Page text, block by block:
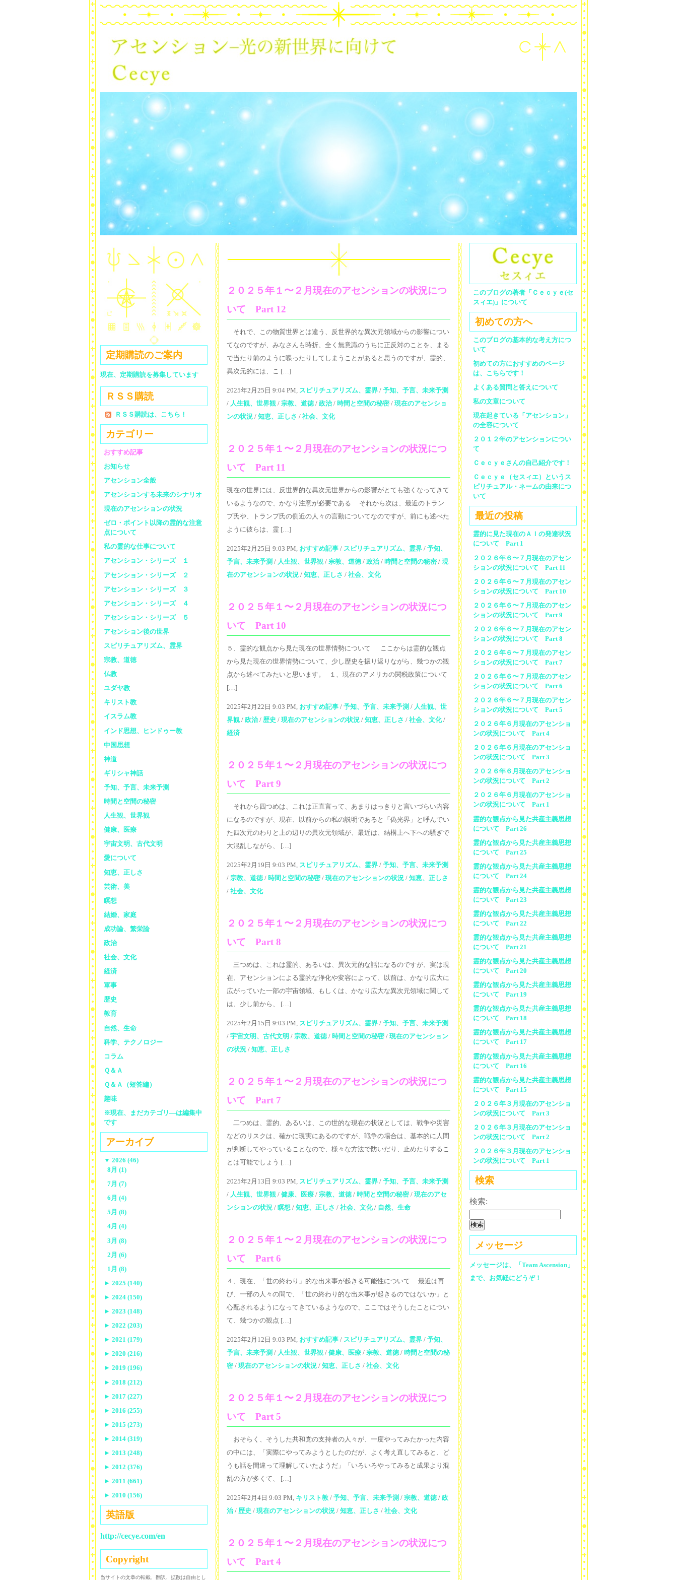
２０２５年１〜２月現在のアセンションの状況につ
いて Part 12
それで、この物質世界とは違う、反世界的な異次元領域からの影響につい
てなのですが、みなさんも時折、全く無意識のうちに正反対のことを、まる
で当たり前のように喋ったりしてしまうことがあると思うのですが、霊的、
異次元的には、こ […]
2025年2月25日 9:04 PM, スピリチュアリズム、霊界 / 予知、予言、未来予測
/ 人生観、世界観 / 宗教、道徳 / 政治/ 時間と空間の秘密/ 現在のアセンショ
ンの状況 / 知恵、正しさ / 社会、文化
２０２５年１〜２月現在のアセンションの状況につ
いて Part 11
現在の世界には、反世界的な異次元世界からの影響がとても強くなってきて
いるようなので、かなり注意が必要である それから次は、最近のトラン
プ氏や、トランプ氏の側近の人々の言動についてなのですが、前にも述べた
ように彼らは、霊 […]
2025年2月25日 9:03 PM, おすすめ記事 / スピリチュアリズム、霊界 / 予知、
予言、未来予測 / 人生観、世界観 / 宗教、道徳 / 政治/ 時間と空間の秘密/ 現
在のアセンションの状況 / 知恵、正しさ / 社会、文化
２０２５年１〜２月現在のアセンションの状況につ
いて Part 10
５、霊的な観点から見た現在の世界情勢について ここからは霊的な観点
から見た現在の世界情勢について、少し歴史を振り返りながら、幾つかの観
点から述べてみたいと思います。 １、現在のアメリカの関税政策について
[…]
2025年2月22日 9:03 PM, おすすめ記事 / 予知、予言、未来予測 / 人生観、世
界観 / 政治/ 歴史 / 現在のアセンションの状況 / 知恵、正しさ / 社会、文化/
経済
２０２５年１〜２月現在のアセンションの状況につ
いて Part 9
それから四つめは、これは正直言って、あまりはっきりと言いづらい内容
になるのですが、現在、以前からの私の説明であると「偽光界」と呼んでい
た四次元のわりと上の辺りの異次元領域が、最近は、結構上へ下への騒ぎで
大混乱しながら、 […]
2025年2月19日 9:03 PM, スピリチュアリズム、霊界 / 予知、予言、未来予測
/ 宗教、道徳 / 時間と空間の秘密/ 現在のアセンションの状況 / 知恵、正しさ
/ 社会、文化
２０２５年１〜２月現在のアセンションの状況につ
いて Part 8
三つめは、これは霊的、あるいは、異次元的な話になるのですが、実は現
在、アセンションによる霊的な浄化や変容によって、以前は、かなり広大に
広がっていた一部の宇宙領域、もしくは、かなり広大な異次元領域に関して
は、少し前から、 […]
2025年2月15日 9:03 PM, スピリチュアリズム、霊界 / 予知、予言、未来予測
/ 宇宙文明、古代文明 / 宗教、道徳 / 時間と空間の秘密/ 現在のアセンション
の状況 / 知恵、正しさ
２０２５年１〜２月現在のアセンションの状況につ
いて Part 7
二つめは、霊的、あるいは、この世的な現在の状況としては、戦争や災害
などのリスクは、確かに現実にあるのですが、戦争の場合は、基本的に人間
が判断してやっていることなので、様々な方法で防いだり、止めたりするこ
とは可能でしょう […]
2025年2月13日 9:03 PM, スピリチュアリズム、霊界 / 予知、予言、未来予測
/ 人生観、世界観 / 健康、医療 / 宗教、道徳 / 時間と空間の秘密/ 現在のアセ
ンションの状況 / 瞑想 / 知恵、正しさ / 社会、文化/ 自然、生命
２０２５年１〜２月現在のアセンションの状況につ
いて Part 6
４、現在、「世の終わり」的な出来事が起きる可能性について 最近は再
び、一部の人々の間で、「世の終わり的な出来事が起きるのではないか」と
心配されるようになってきているようなので、ここではそうしたことについ
て、幾つかの観点 […]
2025年2月12日 9:03 PM, おすすめ記事 / スピリチュアリズム、霊界 / 予知、
予言、未来予測 / 人生観、世界観 / 健康、医療 / 宗教、道徳 / 時間と空間の秘
密/ 現在のアセンションの状況 / 知恵、正しさ / 社会、文化
２０２５年１〜２月現在のアセンションの状況につ
いて Part 5
おそらく、そうした共和党の支持者の人々が、一度やってみたかった内容
の中には、「実際にやってみようとしたのだが、よく考え直してみると、ど
うも話を間違って理解していたようだ」「いろいろやってみると成果より混
乱の方が多くて、 […]
2025年2月4日 9:03 PM, キリスト教 / 予知、予言、未来予測 / 宗教、道徳 / 政
治/ 歴史 / 現在のアセンションの状況 / 知恵、正しさ / 社会、文化
２０２５年１〜２月現在のアセンションの状況につ
いて Part 4
このブログの著者「Ｃｅｃｙｅ(セ
スィエ)」について
初めての方へ
このブログの基本的な考え方につ
いて
初めての方におすすめのページ
は、こちらです！
よくある質問と答えについて
私の文章について
現在起きている「アセンション」
の全容について
２０１２年のアセンションについ
て
Ｃｅｃｙｅさんの自己紹介です！
Ｃｅｃｙｅ（セスィエ）というス
ピリチュアル・ネームの由来につ
いて
最近の投稿
霊的に見た現在のＡＩの発達状況
について Part 1
２０２６年６〜７月現在のアセン
ションの状況について Part 11
２０２６年６〜７月現在のアセン
ションの状況について Part 10
２０２６年６〜７月現在のアセン
ションの状況について Part 9
２０２６年６〜７月現在のアセン
ションの状況について Part 8
２０２６年６〜７月現在のアセン
ションの状況について Part 7
２０２６年６〜７月現在のアセン
ションの状況について Part 6
２０２６年６〜７月現在のアセン
ションの状況について Part 5
２０２６年６月現在のアセンショ
ンの状況について Part 4
２０２６年６月現在のアセンショ
ンの状況について Part 3
２０２６年６月現在のアセンショ
ンの状況について Part 2
２０２６年６月現在のアセンショ
ンの状況について Part 1
霊的な観点から見た共産主義思想
について Part 26
霊的な観点から見た共産主義思想
について Part 25
霊的な観点から見た共産主義思想
について Part 24
霊的な観点から見た共産主義思想
について Part 23
霊的な観点から見た共産主義思想
について Part 22
霊的な観点から見た共産主義思想
について Part 21
霊的な観点から見た共産主義思想
について Part 20
霊的な観点から見た共産主義思想
について Part 19
霊的な観点から見た共産主義思想
について Part 18
霊的な観点から見た共産主義思想
について Part 17
霊的な観点から見た共産主義思想
について Part 16
霊的な観点から見た共産主義思想
について Part 15
２０２６年３月現在のアセンショ
ンの状況について Part 3
２０２６年３月現在のアセンショ
ンの状況について Part 2
２０２６年３月現在のアセンショ
ンの状況について Part 1
検索
検索:
メッセージ
メッセージは、「Team Ascension」
まで、お気軽にどうぞ！
定期購読のご案内
現在、定期購読を募集しています
ＲＳＳ購読
ＲＳＳ購読は、こちら！
カテゴリー
おすすめ記事
お知らせ
アセンション全般
アセンションする未来のシナリオ
現在のアセンションの状況
ゼロ・ポイント以降の霊的な注意
点について
私の霊的な仕事について
アセンション・シリーズ １
アセンション・シリーズ ２
アセンション・シリーズ ３
アセンション・シリーズ ４
アセンション・シリーズ ５
アセンション後の世界
スピリチュアリズム、霊界
宗教、道徳
仏教
ユダヤ教
キリスト教
イスラム教
インド思想、ヒンドゥー教
中国思想
神道
ギリシャ神話
予知、予言、未来予測
時間と空間の秘密
人生観、世界観
健康、医療
宇宙文明、古代文明
愛について
知恵、正しさ
芸術、美
瞑想
結婚、家庭
成功論、繁栄論
政治
社会、文化
経済
軍事
歴史
教育
自然、生命
科学、テクノロジー
コラム
Ｑ＆Ａ
Ｑ＆Ａ（短答編）
趣味
※現在、まだカテゴリ—は編集中
です
アーカイブ
▼ 2026 (46)
8月 (1)
7月 (7)
6月 (4)
5月 (8)
4月 (4)
3月 (8)
2月 (6)
1月 (8)
► 2025 (140)
► 2024 (150)
► 2023 (148)
► 2022 (203)
► 2021 (179)
► 2020 (216)
► 2019 (196)
► 2018 (212)
► 2017 (227)
► 2016 (255)
► 2015 (273)
► 2014 (319)
► 2013 (248)
► 2012 (376)
► 2011 (661)
► 2010 (156)
英語版
http://cecye.com/en
Copyright
当サイトの文章の転載、翻訳、拡散は自由とし